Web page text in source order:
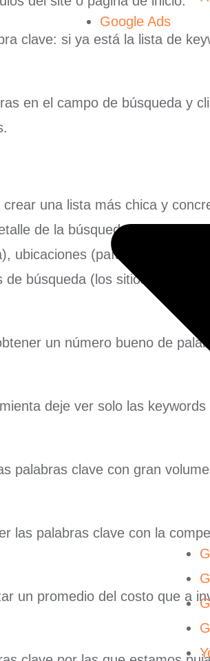
Google Ads
clave: si ya está la lista de
en el campo de búsqueda y
una lista más chica y
de la búsqueda. Arriba,
ubicaciones (países en donde
búsqueda (los sitios
un número bueno de
deje ver solo las
palabras clave con gran
las palabras clave con la
un promedio del costo que a